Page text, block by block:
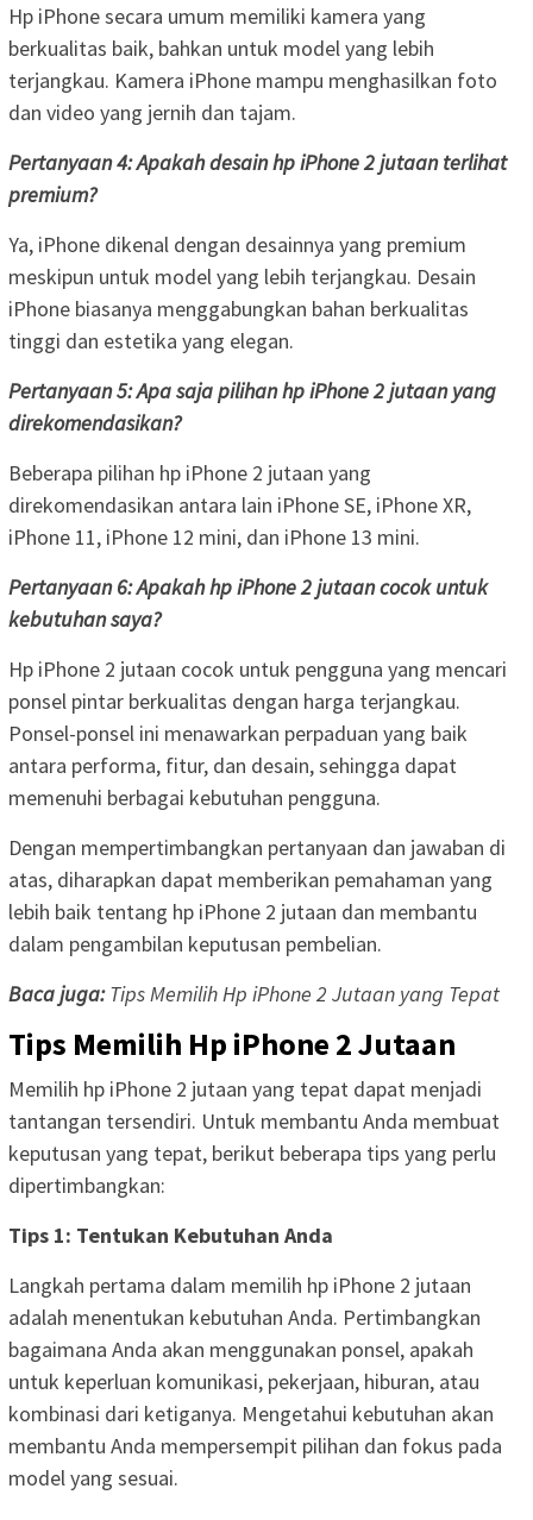
Hp iPhone secara umum memiliki kamera yang
berkualitas baik, bahkan untuk model yang lebih
terjangkau. Kamera iPhone mampu menghasilkan foto
dan video yang jernih dan tajam.
Pertanyaan 4: Apakah desain hp iPhone 2 jutaan terlihat
premium?
Ya, iPhone dikenal dengan desainnya yang premium
meskipun untuk model yang lebih terjangkau. Desain
iPhone biasanya menggabungkan bahan berkualitas
tinggi dan estetika yang elegan.
Pertanyaan 5: Apa saja pilihan hp iPhone 2 jutaan yang
direkomendasikan?
Beberapa pilihan hp iPhone 2 jutaan yang
direkomendasikan antara lain iPhone SE, iPhone XR,
iPhone 11, iPhone 12 mini, dan iPhone 13 mini.
Pertanyaan 6: Apakah hp iPhone 2 jutaan cocok untuk
kebutuhan saya?
Hp iPhone 2 jutaan cocok untuk pengguna yang mencari
ponsel pintar berkualitas dengan harga terjangkau.
Ponsel-ponsel ini menawarkan perpaduan yang baik
antara performa, fitur, dan desain, sehingga dapat
memenuhi berbagai kebutuhan pengguna.
Dengan mempertimbangkan pertanyaan dan jawaban di
atas, diharapkan dapat memberikan pemahaman yang
lebih baik tentang hp iPhone 2 jutaan dan membantu
dalam pengambilan keputusan pembelian.
Baca juga:Tips Memilih Hp iPhone 2 Jutaan yang Tepat
Tips Memilih Hp iPhone 2 Jutaan
Memilih hp iPhone 2 jutaan yang tepat dapat menjadi
tantangan tersendiri. Untuk membantu Anda membuat
keputusan yang tepat, berikut beberapa tips yang perlu
dipertimbangkan:
Tips 1: Tentukan Kebutuhan Anda
Langkah pertama dalam memilih hp iPhone 2 jutaan
adalah menentukan kebutuhan Anda. Pertimbangkan
bagaimana Anda akan menggunakan ponsel, apakah
untuk keperluan komunikasi, pekerjaan, hiburan, atau
kombinasi dari ketiganya. Mengetahui kebutuhan akan
membantu Anda mempersempit pilihan dan fokus pada
model yang sesuai.